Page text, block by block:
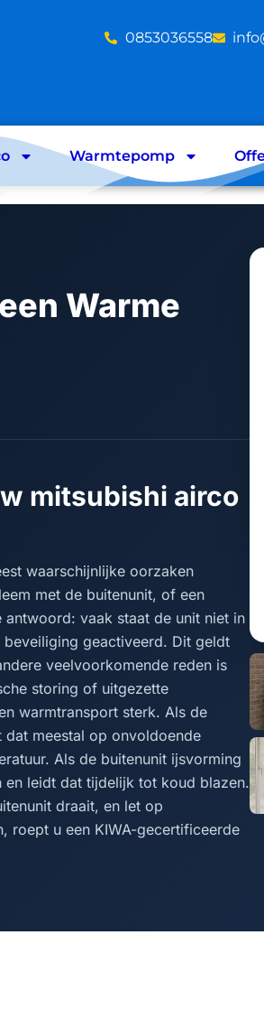
‪0853036558
Warmtepomp
Warme
mitsubishi airco
waarschijnlijke oorzaken
met de buitenunit, of een
vaak staat de unit niet in
geactiveerd. Dit geldt
veelvoorkomende reden is
storing of uitgezette
warmtransport sterk. Als de
meestal op onvoldoende
Als de buitenunit ijsvorming
leidt dat tijdelijk tot koud blazen.
draait, en let op
roept u een KIWA-gecertificeerde